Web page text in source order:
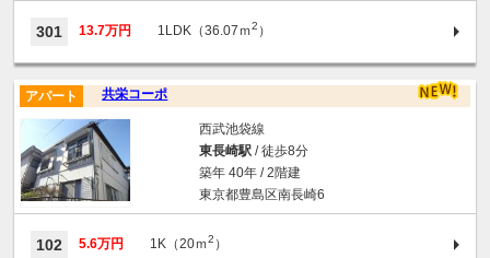
301 13.7万円 1LDK（36.07ｍ2 ）
共栄コーポ
アパート
西武池袋線
東長崎駅/ 徒歩8分
築年 40年 / 2階建
東京都豊島区南長崎6
102 5.6万円 1K（20ｍ2 ）